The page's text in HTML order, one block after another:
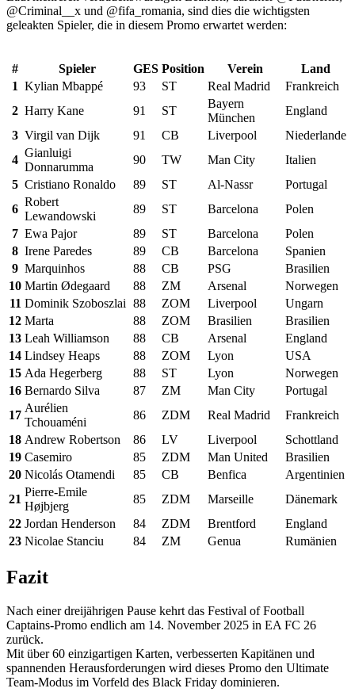
@Criminal__x und @fifa_romania, sind dies die wichtigsten
geleakten Spieler, die in diesem Promo erwartet werden:
# Spieler GES Position Verein
Land
1 Kylian Mbappé 93 ST Real Madrid
Frankreich
2 Harry Kane 91 ST
Bayern
München
England
3 Virgil van Dijk 91 CB Liverpool
Niederlande
4
Gianluigi
Donnarumma
90 TW Man City
Italien
5 Cristiano Ronaldo 89 ST Al-Nassr
Portugal
6
Robert
Lewandowski
89 ST Barcelona
Polen
7 Ewa Pajor 89 ST Barcelona
Polen
8 Irene Paredes 89 CB Barcelona
Spanien
9 Marquinhos 88 CB PSG
Brasilien
10 Martin Ødegaard 88 ZM Arsenal
Norwegen
11 Dominik Szoboszlai 88 ZOM Liverpool
Ungarn
12 Marta 88 ZOM Brasilien
Brasilien
13 Leah Williamson 88 CB Arsenal
England
14 Lindsey Heaps 88 ZOM Lyon
USA
15 Ada Hegerberg 88 ST Lyon
Norwegen
16 Bernardo Silva 87 ZM Man City
Portugal
17
Aurélien
Tchouaméni
86 ZDM Real Madrid
Frankreich
18 Andrew Robertson 86 LV Liverpool
Schottland
19 Casemiro 85 ZDM Man United
Brasilien
20 Nicolás Otamendi 85 CB Benfica
Argentinien
21
Pierre-Emile
Højbjerg
85 ZDM Marseille
Dänemark
22 Jordan Henderson 84 ZDM Brentford
England
23 Nicolae Stanciu 84 ZM Genua Rumänien
Fazit
Nach einer dreijährigen Pause kehrt das Festival of Football
Captains-Promo endlich am 14. November 2025 in EA FC 26
zurück.
Mit über 60 einzigartigen Karten, verbesserten Kapitänen und
spannenden Herausforderungen wird dieses Promo den Ultimate
Team-Modus im Vorfeld des Black Friday dominieren.